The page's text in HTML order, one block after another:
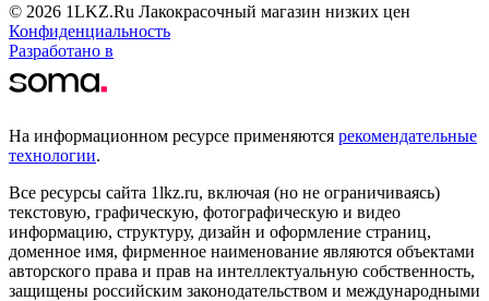
© 2026 1LKZ.Ru Лакокрасочный магазин низких цен
Конфиденциальность
Разработано в
На информационном ресурсе применяются рекомендательные
технологии.
Все ресурсы сайта 1lkz.ru, включая (но не ограничиваясь)
текстовую, графическую, фотографическую и видео
информацию, структуру, дизайн и оформление страниц,
доменное имя, фирменное наименование являются объектами
авторского права и прав на интеллектуальную собственность,
защищены российским законодательством и международными